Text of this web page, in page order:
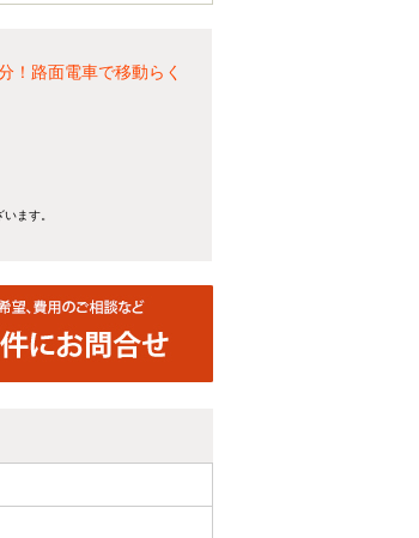
！路面電車で移動らく
ます。